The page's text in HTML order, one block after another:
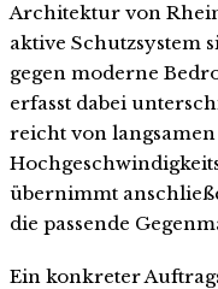
Architektur von
aktive Schutzsystem
gegen moderne
erfasst dabei
reicht von
übernimmt
die passende
Ein konkreter